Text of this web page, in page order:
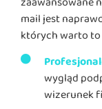
mail jest
których warto to
wygląd
wizerunek